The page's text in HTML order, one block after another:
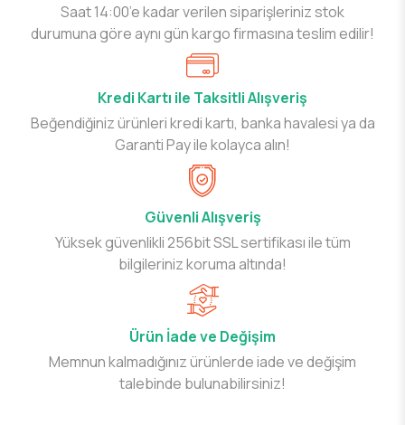
Saat 14:00’e kadar verilen siparişleriniz stok
durumuna göre aynı gün kargo firmasına teslim edilir!
Kredi Kartı ile Taksitli Alışveriş
Beğendiğiniz ürünleri kredi kartı, banka havalesi ya da
Garanti Pay ile kolayca alın!
Güvenli Alışveriş
Yüksek güvenlikli 256bit SSL sertifikası ile tüm
bilgileriniz koruma altında!
Ürün İade ve Değişim
Memnun kalmadığınız ürünlerde iade ve değişim
talebinde bulunabilirsiniz!